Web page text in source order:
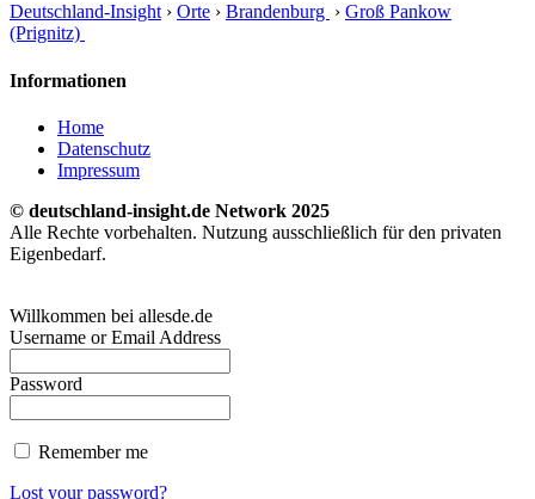
Deutschland-Insight › Orte › Brandenburg › Groß Pankow
(Prignitz)
Informationen
Home
Datenschutz
Impressum
© deutschland-insight.de Network 2025
Alle Rechte vorbehalten. Nutzung ausschließlich für den privaten
Eigenbedarf.
Willkommen bei allesde.de
Username or Email Address
Password
Remember me
Lost your password?